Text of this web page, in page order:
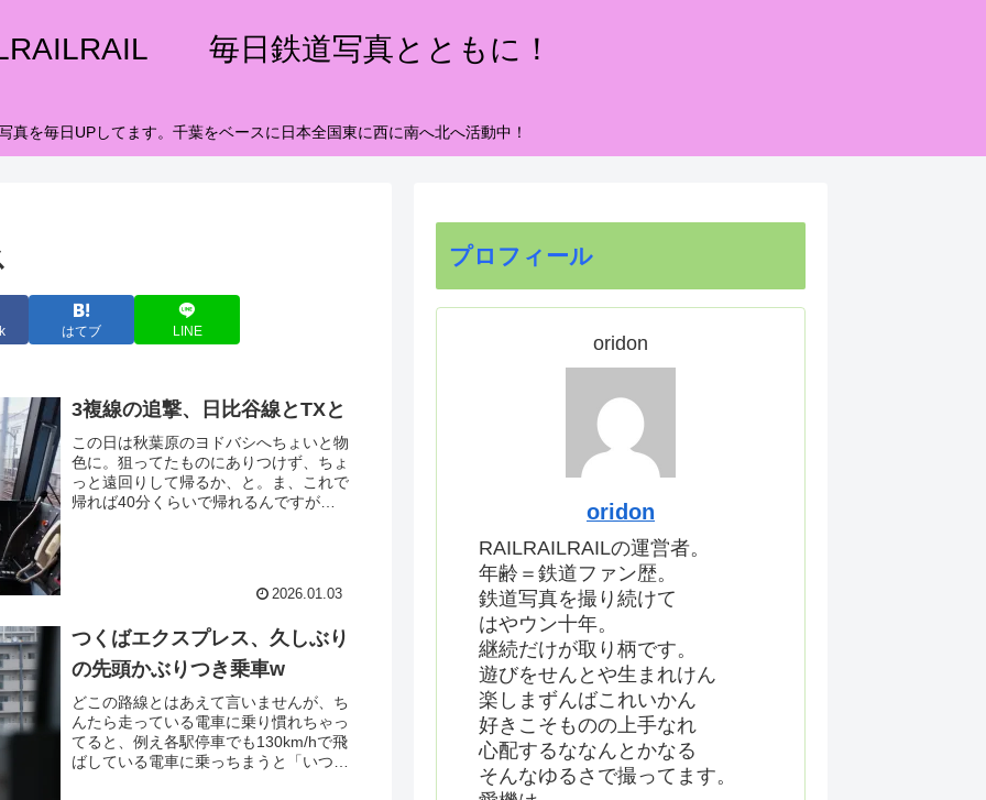
毎日鉄道写真とともに！
真を毎日UPしてます。千葉をベースに日本全国東に西に南へ北へ活動中！
はてブ LINE
3複線の追撃、日比谷線とTXと
この日は秋葉原のヨドバシへちょいと物
色に。狙ってたものにありつけず、ちょ
っと遠回りして帰るか、と。ま、これで
帰れば40分くらいで帰れるんですが。
2026.01.03
つくばエクスプレス、久しぶり
の先頭かぶりつき乗車w
どこの路線とはあえて言いませんが、ち
んたら走っている電車に乗り慣れちゃっ
てると、例え各駅停車でも130km/hで飛
ばしている電車に乗っちまうと「いつも
プロフィール
oridon
oridon
RAILRAILRAILの運営者。
年齢＝鉄道ファン歴。
鉄道写真を撮り続けて
はやウン十年。
継続だけが取り柄です。
遊びをせんとや生まれけん
楽しまずんばこれいかん
好きこそものの上手なれ
心配するななんとかなる
そんなゆるさで撮ってます。